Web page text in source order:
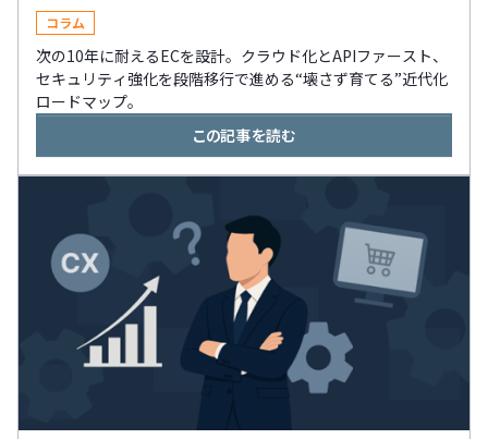
コラム
次の10年に耐えるECを設計。クラウド化とAPIファースト、
セキュリティ強化を段階移行で進める“壊さず育てる”近代化
ロードマップ。
この記事を読む